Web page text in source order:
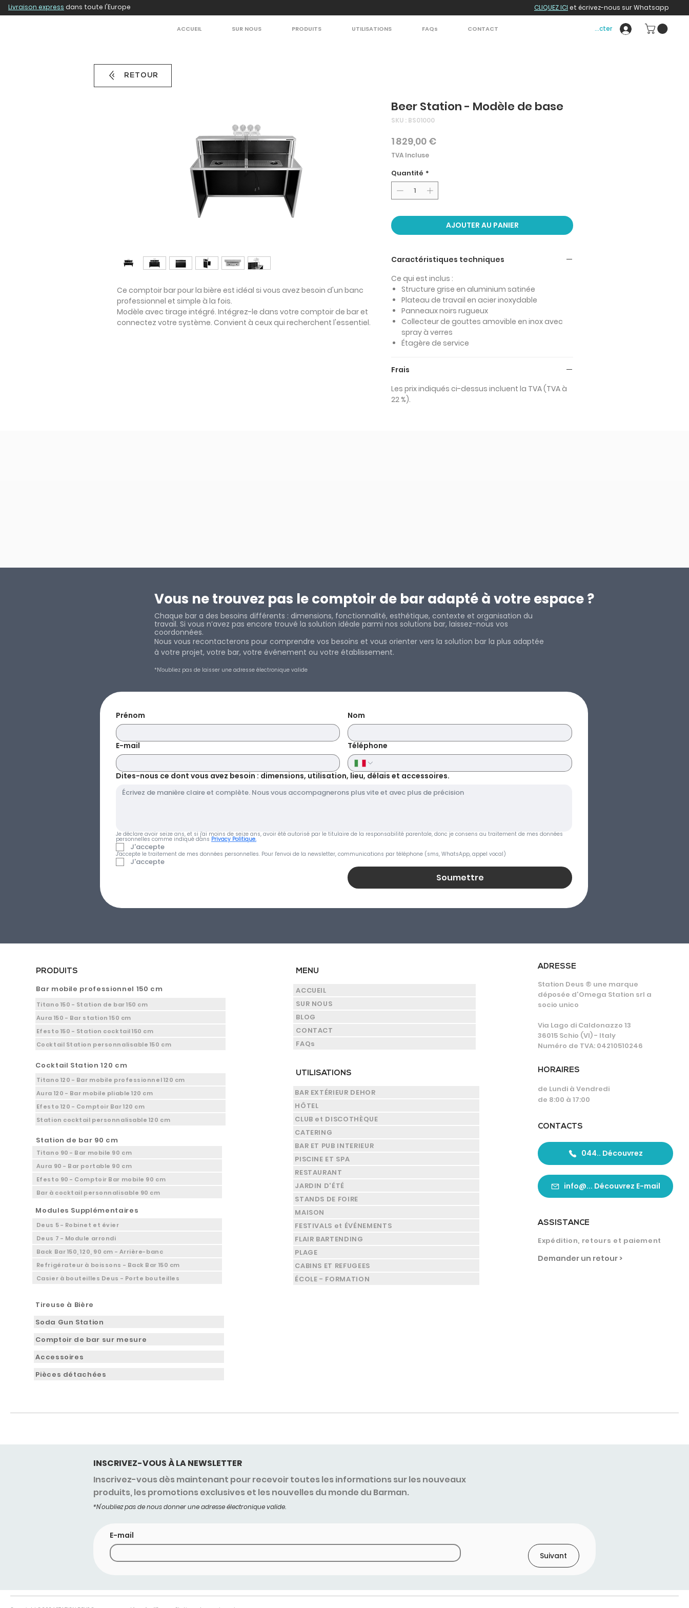
Livraison express dans toute l'Europe CLIQUEZ ICI et écrivez-nous sur Whatsapp
ACCUEIL SUR NOUS PRODUITS UTILISATIONS FAQs CONTACT Se connecter
RETOUR
Ce comptoir bar pour la bière est idéal si vous avez besoin d'un banc
professionnel et simple à la fois.
Modèle avec tirage intégré. Intégrez-le dans votre comptoir de bar et
connectez votre système. Convient à ceux qui recherchent l'essentiel.
Beer Station - Modèle de base
SKU : BS01000
1 829,00 €Prix
TVA Incluse
Quantité *
AJOUTER AU PANIER
Caractéristiques techniques
Ce qui est inclus :
Structure grise en aluminium satinée
Plateau de travail en acier inoxydable
Panneaux noirs rugueux
Collecteur de gouttes amovible en inox avec
spray à verres
Étagère de service
Frais
Les prix indiqués ci-dessus incluent la TVA (TVA à
22 %).
Vous ne trouvez pas le comptoir de bar adapté à votre espace ?
Chaque bar a des besoins différents : dimensions, fonctionnalité, esthétique, contexte et organisation du
travail. Si vous n’avez pas encore trouvé la solution idéale parmi nos solutions bar, laissez-nous vos
coordonnées.
Nous vous recontacterons pour comprendre vos besoins et vous orienter vers la solution bar la plus adaptée
à votre projet, votre bar, votre événement ou votre établissement.
*N'oubliez pas de laisser une adresse électronique valide
Prénom Nom
E-mail Téléphone
Dites-nous ce dont vous avez besoin : dimensions, utilisation, lieu, délais et accessoires.
Je déclare avoir seize ans, et si j'ai moins de seize ans, avoir été autorisé par le titulaire de la responsabilité parentale, donc je consens au traitement de mes données
personnelles comme indiqué dans Privacy Politique.
J'accepte
J'accepte le traitement de mes données personnelles. Pour l'envoi de la newsletter, communications par téléphone (sms, WhatsApp, appel vocal)
J'accepte
Soumettre
PRODUITS
Bar mobile professionnel 150 cm
Titano 150 - Station de bar 150 cm
Aura 150 - Bar station 150 cm
Efesto 150 - Station cocktail 150 cm
Cocktail Station personnalisable 150 cm
Cocktail Station 120 cm
Titano 120 - Bar mobile professionnel 120 cm
Aura 120 - Bar mobile pliable 120 cm
Efesto 120 - Comptoir Bar 120 cm
Station cocktail personnalisable 120 cm
Station de bar 90 cm
Titano 90 - Bar mobile 90 cm
Aura 90 - Bar portable 90 cm
Efesto 90 - Comptoir Bar mobile 90 cm
Bar à cocktail personnalisable 90 cm
Modules Supplémentaires
Deus 5 - Robinet et évier
Deus 7 - Module arrondi
Back Bar 150, 120, 90 cm - Arrière-banc
Refrigérateur à boissons - Back Bar 150 cm
Casier à bouteilles Deus - Porte bouteilles
Tireuse à Bière
Soda Gun Station
Comptoir de bar sur mesure
Accessoires
Pièces détachées
MENU
ACCUEIL
SUR NOUS
BLOG
CONTACT
FAQs
UTILISATIONS
BAR EXTÉRIEUR DEHOR
HÔTEL
CLUB et DISCOTHÈQUE
CATERING
BAR ET PUB INTERIEUR
PISCINE ET SPA
RESTAURANT
JARDIN D'ÉTÉ
STANDS DE FOIRE
MAISON
FESTIVALS et ÉVÉNEMENTS
FLAIR BARTENDING
PLAGE
CABINS ET REFUGEES
ÉCOLE - FORMATION
ADRESSE
Station Deus ® une marque
déposée d'Omega Station srl a
socio unico
Via Lago di Caldonazzo 13
36015 Schio (VI) - Italy
Numéro de TVA: 04210510246
HORAIRES
de Lundi à Vendredi
de 8:00 à 17:00
CONTACTS
044.. Découvrez
info@... Découvrez E-mail
ASSISTANCE
Expédition, retours et paiement
Demander un retour >
INSCRIVEZ-VOUS À LA NEWSLETTER
Inscrivez-vous dès maintenant pour recevoir toutes les informations sur les nouveaux
produits, les promotions exclusives et les nouvelles du monde du Barman.
*N'oubliez pas de nous donner une adresse électronique valide.
E-mail
Suivant